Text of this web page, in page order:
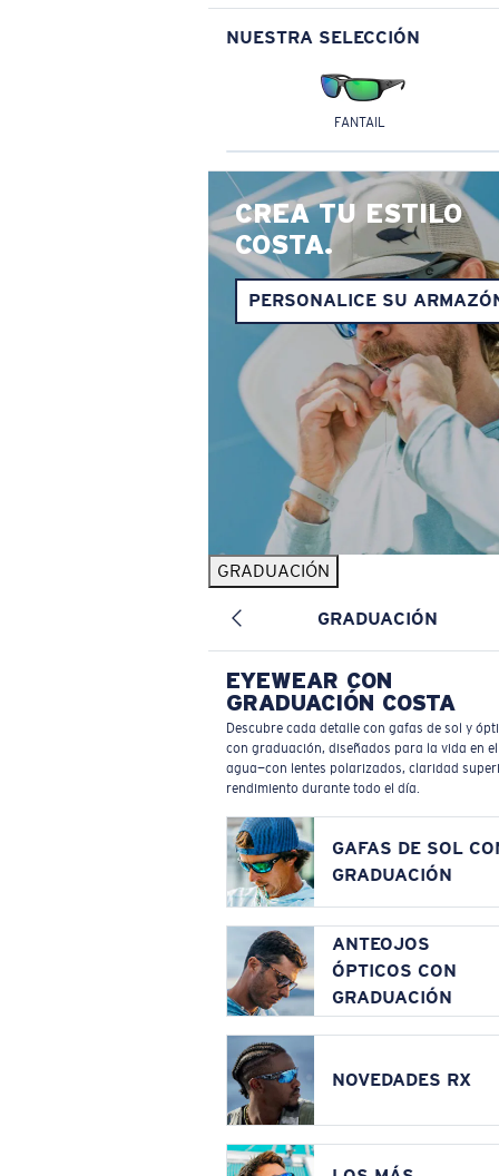
NUESTRA SELECCIÓN
FANTAIL
CREA TU ESTILO
COSTA.
PERSONALICE SU
GRADUACIÓN
GRADUACIÓN
EYEWEAR CON
GRADUACIÓN COSTA
Descubre cada detalle con gafas de sol y
con graduación, diseñados para la vida en el
agua—con lentes polarizados, claridad
rendimiento durante todo el día.
GAFAS DE SOL
GRADUACIÓN
ANTEOJOS
ÓPTICOS CON
GRADUACIÓN
NOVEDADES RX